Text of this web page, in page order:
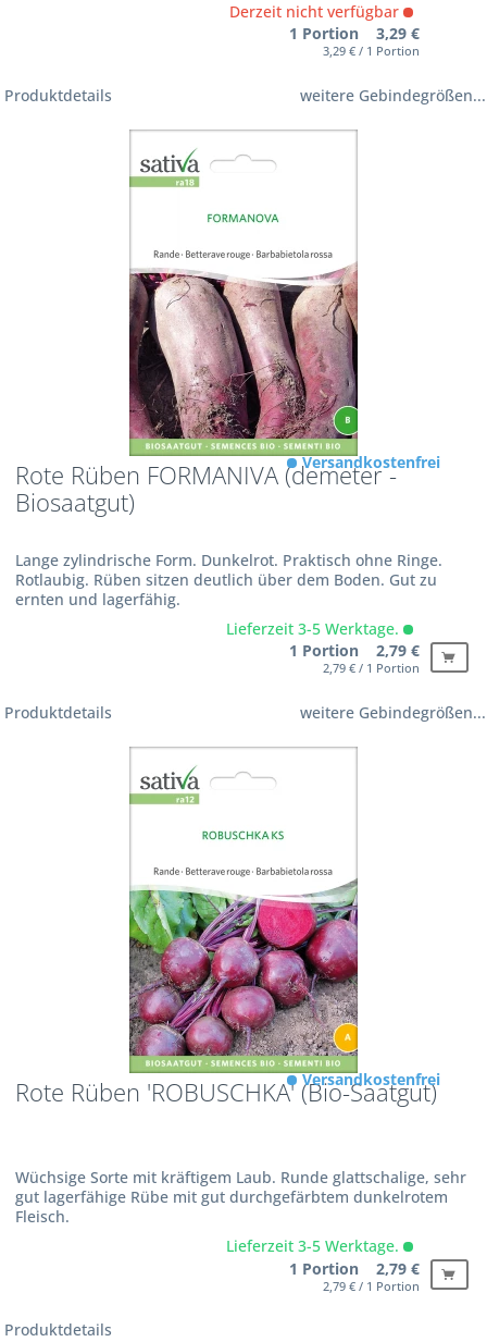
Derzeit nicht verfügbar
1 Portion 3,29 €
3,29 € / 1 Portion
Produktdetails weitere Gebindegrößen...
Rote Rüben FORMANIVA (demeter -
Biosaatgut)
Lange zylindrische Form. Dunkelrot. Praktisch ohne Ringe.
Rotlaubig. Rüben sitzen deutlich über dem Boden. Gut zu
ernten und lagerfähig.
Versandkostenfrei
Lieferzeit 3-5 Werktage.
1 Portion 2,79 €
2,79 € / 1 Portion
Produktdetails weitere Gebindegrößen...
Rote Rüben 'ROBUSCHKA' (Bio-Saatgut)
Wüchsige Sorte mit kräftigem Laub. Runde glattschalige, sehr
gut lagerfähige Rübe mit gut durchgefärbtem dunkelrotem
Fleisch.
Versandkostenfrei
Lieferzeit 3-5 Werktage.
1 Portion 2,79 €
2,79 € / 1 Portion
Produktdetails